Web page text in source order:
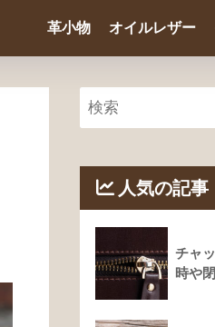
革小物 オイルレザー
人気の記事
チャ
時や